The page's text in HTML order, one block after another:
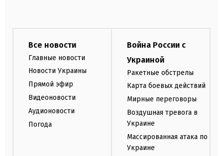
Все новости
Главные новости
Новости Украины
Прямой эфир
Видеоновости
Аудионовости
Погода
Война России с
Украиной
Ракетные обстрелы
Карта боевых действий
Мирные переговоры
Воздушная тревога в
Украине
Массированная атака по
Украине